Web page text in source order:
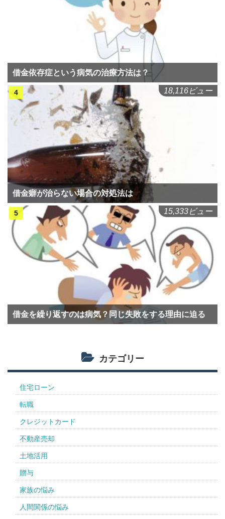
借金依存症という病気の治療方法は？
借金癖が治らない場合の対処法は
18,116ビュー
借金を繰り返すのは病気？同じ失敗をする理由に迫る
15,333ビュー
カテゴリー
住宅ローン
転職
クレジットカード
不動産売却
土地活用
贈与
家族の悩み
人間関係の悩み